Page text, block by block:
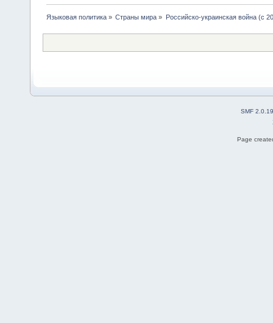
Языковая политика» Страны мира » Российско-украинская война (с
SMF 2.0.19
Page